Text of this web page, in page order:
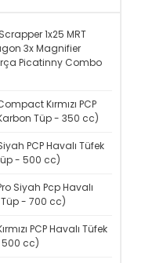
1x25 MRT
3x Magnifier
Picatinny Combo
Kırmızı PCP
Tüp - 350 cc)
PCP Havalı Tüfek
- 500 cc)
Siyah Pcp Havalı
- 700 cc)
PCP Havalı Tüfek
500 cc)